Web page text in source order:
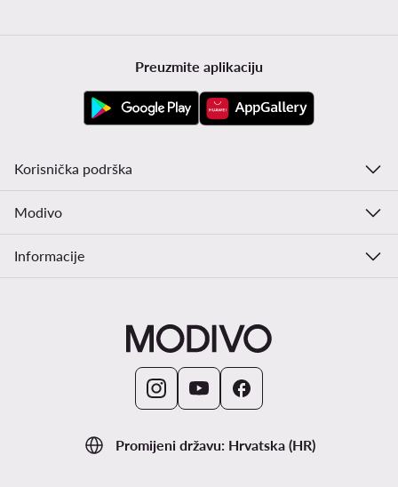
Promijeni državu: Hrvatska (HR)
Preuzmite aplikaciju
Korisnička podrška
Modivo
Informacije